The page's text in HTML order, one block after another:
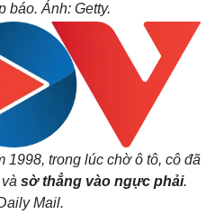
báo. Ảnh: Getty.
1998, trong lúc chờ ô tô, cô đã
sờ thẳng vào ngực phải.
Mail.